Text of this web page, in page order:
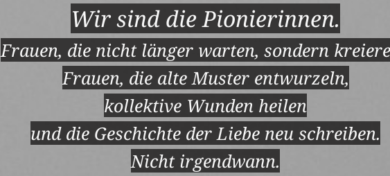
Wir sind die Pionierinnen.
Frauen, die nicht länger warten, sondern
Frauen, die alte Muster entwurzeln,
kollektive Wunden heilen
und die Geschichte der Liebe neu schreiben.
Nicht irgendwann.